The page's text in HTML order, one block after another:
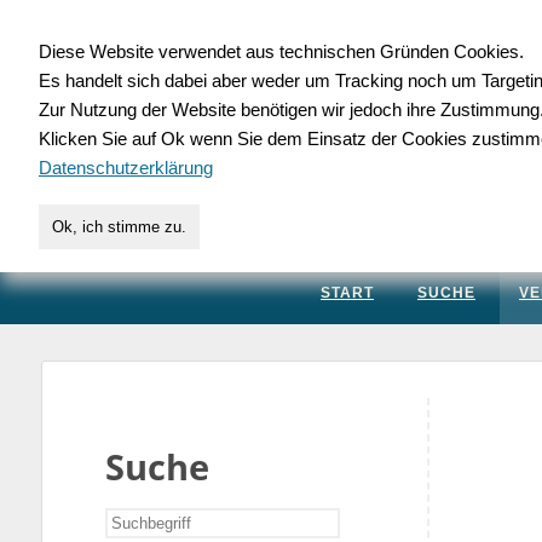
für Handwerk,
START SUCHE
Suche
Diese Website verwendet aus technischen Gründen Cookies.
Es handelt sich dabei aber weder um Tracking noch um
Zur Nutzung der Website benötigen wir jedoch ihre Zustimmung.
Klicken Sie auf Ok wenn Sie dem Einsatz der Cookies
Datenschutzerklärung
Ok, ich stimme zu.